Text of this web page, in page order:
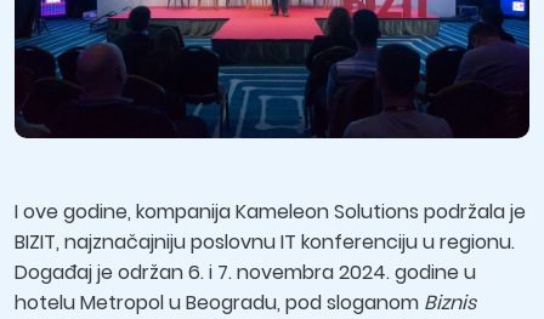
I ove godine, kompanija Kameleon Solutions podržala je
BIZIT, najznačajniju poslovnu IT konferenciju u regionu.
Događaj je održan 6. i 7. novembra 2024. godine u
hotelu Metropol u Beogradu, pod sloganom Biznis